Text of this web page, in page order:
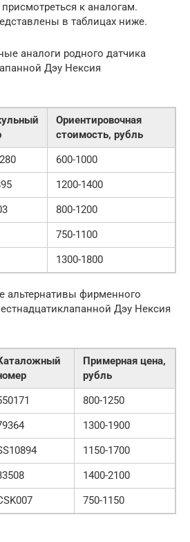
к аналогам.
в таблицах ниже.
аналоги родного датчика
Дэу Нексия
Ориентировочная
стоимость, рубль
600-1000
1200-1400
800-1200
750-1100
1300-1800
альтернативы фирменного
Дэу Нексия
Примерная цена,
рубль
800-1250
1300-1900
1150-1700
1400-2100
750-1150